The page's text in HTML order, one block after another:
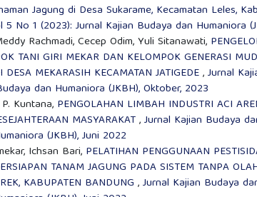
Jagung di Desa Sukarame, Kecamatan Leles,
No 1 (2023): Jurnal Kajian Budaya dan Humaniora
Rachmadi, Cecep Odim, Yuli Sitanawati,
TANI GIRI MEKAR DAN KELOMPOK GENERASI
MEKARASIH KECAMATAN JATIGEDE,Jurnal
dan Humaniora (JKBH), Oktober, 2023
Kuntana, PENGOLAHAN LIMBAH INDUSTRI ACI
MASYARAKAT,Jurnal Kajian Budaya
(JKBH), Juni 2022
Ichsan Bari, PELATIHAN PENGGUNAAN
TANAM JAGUNG PADA SISTEM TANPA
KABUPATEN BANDUNG ,Jurnal Kajian Budaya